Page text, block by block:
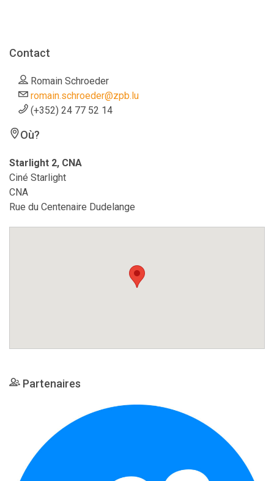
Contact
Romain Schroeder
romain.schroeder@zpb.lu
(+352) 24 77 52 14
Où?
Starlight 2, CNA
Ciné Starlight
CNA
Rue du Centenaire Dudelange
Partenaires